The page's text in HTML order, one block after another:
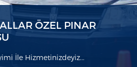
ÖZEL PINAR
İle Hizmetinizdeyiz...